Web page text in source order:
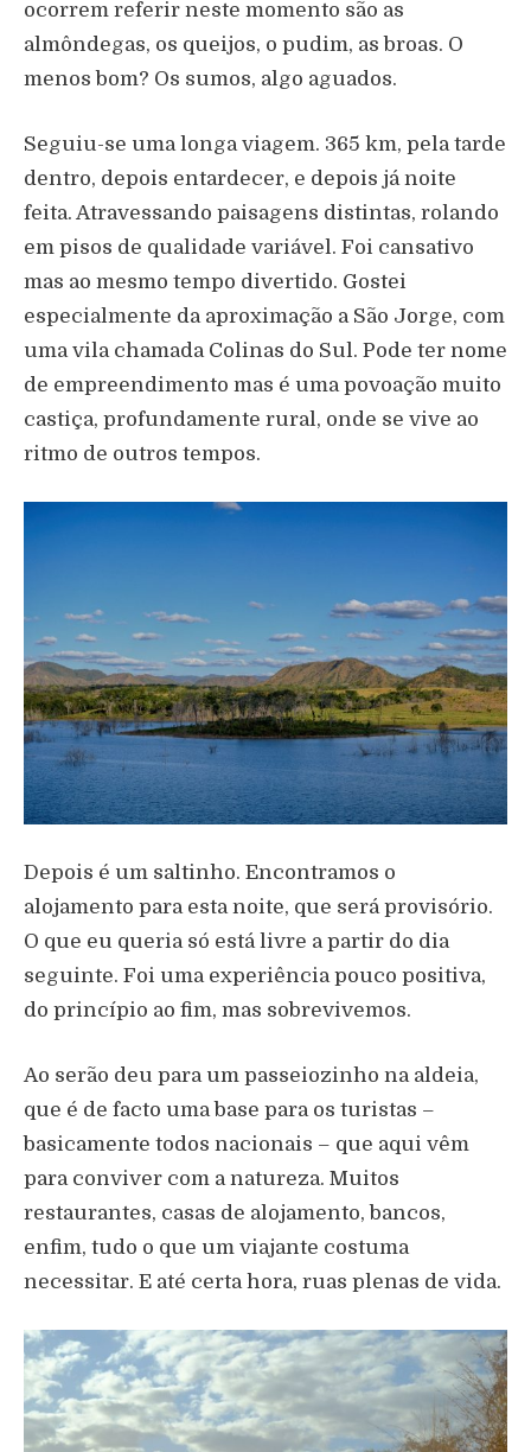
ocorrem referir neste momento são as
almôndegas, os queijos, o pudim, as broas. O
menos bom? Os sumos, algo aguados.
Seguiu-se uma longa viagem. 365 km, pela tarde
dentro, depois entardecer, e depois já noite
feita. Atravessando paisagens distintas, rolando
em pisos de qualidade variável. Foi cansativo
mas ao mesmo tempo divertido. Gostei
especialmente da aproximação a São Jorge, com
uma vila chamada Colinas do Sul. Pode ter nome
de empreendimento mas é uma povoação muito
castiça, profundamente rural, onde se vive ao
ritmo de outros tempos.
Depois é um saltinho. Encontramos o
alojamento para esta noite, que será provisório.
O que eu queria só está livre a partir do dia
seguinte. Foi uma experiência pouco positiva,
do princípio ao fim, mas sobrevivemos.
Ao serão deu para um passeiozinho na aldeia,
que é de facto uma base para os turistas –
basicamente todos nacionais – que aqui vêm
para conviver com a natureza. Muitos
restaurantes, casas de alojamento, bancos,
enfim, tudo o que um viajante costuma
necessitar. E até certa hora, ruas plenas de vida.